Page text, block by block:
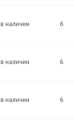
в наличии 6
в наличии 6
в наличии 6